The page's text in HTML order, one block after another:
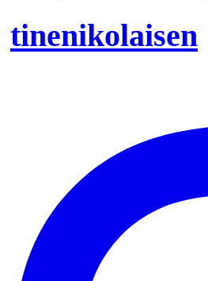
tinenikolaisen